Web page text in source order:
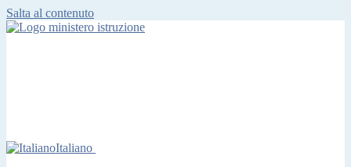
Salta al contenuto
Italiano